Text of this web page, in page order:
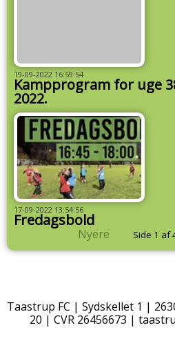
19-09-2022 16:59:54
Kampprogram for uge
2022.
17-09-2022 13:54:56
Fredagsbold
Nyere Side 1 af
Taastrup FC | Sydskellet 1 |
20 | CVR 26456673 |